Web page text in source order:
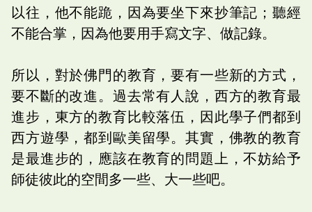
以往，他不能跪，因為要坐下來抄筆記；聽經
不能合掌，因為他要用手寫文字、做記錄。
所以，對於佛門的教育，要有一些新的方式，
要不斷的改進。過去常有人說，西方的教育最
進步，東方的教育比較落伍，因此學子們都到
西方遊學，都到歐美留學。其實，佛教的教育
是最進步的，應該在教育的問題上，不妨給予
師徒彼此的空間多一些、大一些吧。